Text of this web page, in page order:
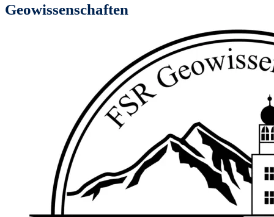
Geowissenschaften